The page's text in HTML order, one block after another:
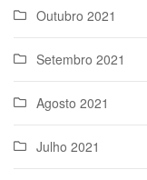
Outubro 2021
Setembro 2021
Agosto 2021
Julho 2021